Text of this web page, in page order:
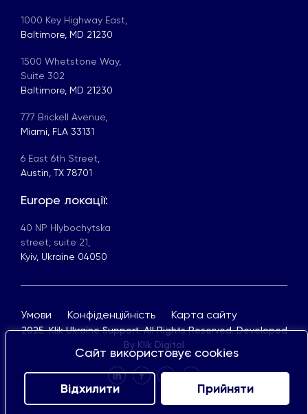
Сайт використовує cookies
Відхилити Прийняти
1000 Key Highway East,
Baltimore, MD 21230
1500 Whetstone Way,
Suite 302
Baltimore, MD 21230
777 Brickell Avenue,
Miami, FLA 33131
6 East 6th Street,
Austin, TX 78701
Europe локації:
40 NP Hlybochytska
street, suite 21,
Kyiv, Ukraine 04050
Умови Конфіденційність Карта сайту
2025. Klik Ukraine Support. All Rights Reserved. Developed
By Klik Digital